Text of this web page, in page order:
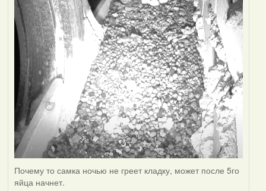
Почему то самка ночью не греет кладку, может после 5го
яйца начнет.